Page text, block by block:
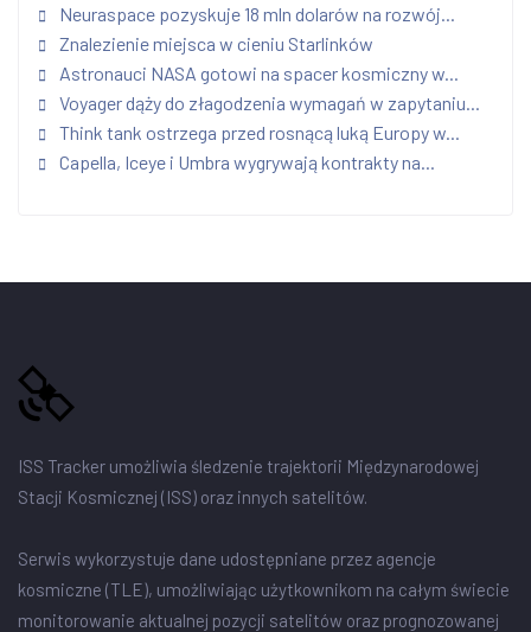
Neuraspace pozyskuje 18 mln dolarów na rozwój...
Znalezienie miejsca w cieniu Starlinków
Astronauci NASA gotowi na spacer kosmiczny w...
Voyager dąży do złagodzenia wymagań w zapytaniu...
Think tank ostrzega przed rosnącą luką Europy w...
Capella, Iceye i Umbra wygrywają kontrakty na...
ISS Tracker umożliwia śledzenie trajektorii Międzynarodowej
Stacji Kosmicznej (ISS) oraz innych satelitów.
Serwis wykorzystuje dane udostępniane przez agencje
kosmiczne (TLE), umożliwiając użytkownikom na całym świecie
monitorowanie aktualnej pozycji satelitów oraz prognozowanej